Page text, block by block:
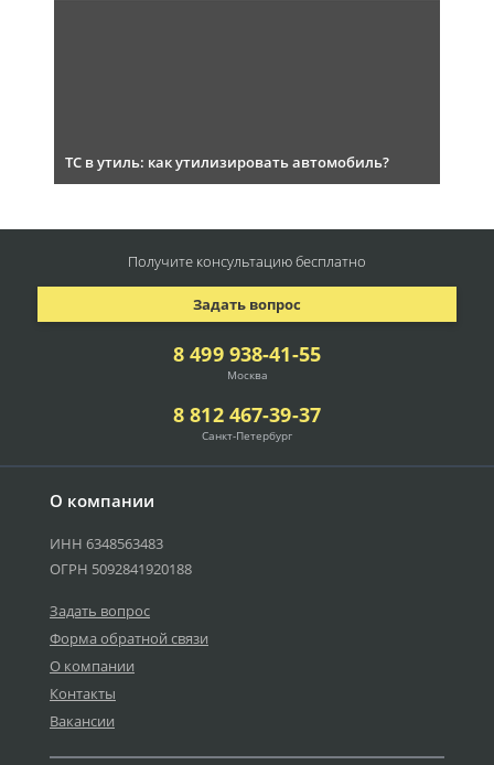
ТС в утиль: как утилизировать автомобиль?
О компании
ИНН 6348563483
ОГРН 5092841920188
Задать вопрос
Форма обратной связи
О компании
Контакты
Вакансии
8 499 938-41-55
Москва
8 812 467-39-37
Санкт-Петербург
Задать вопрос
Получите консультациюбесплатно